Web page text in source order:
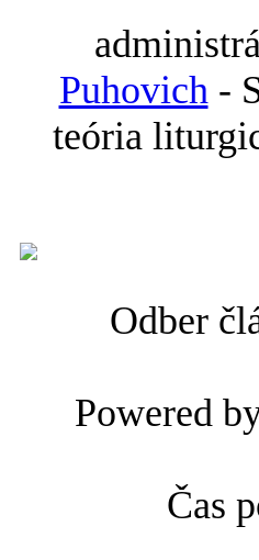
Puhovich-
teória
Odber
Powered
Čas